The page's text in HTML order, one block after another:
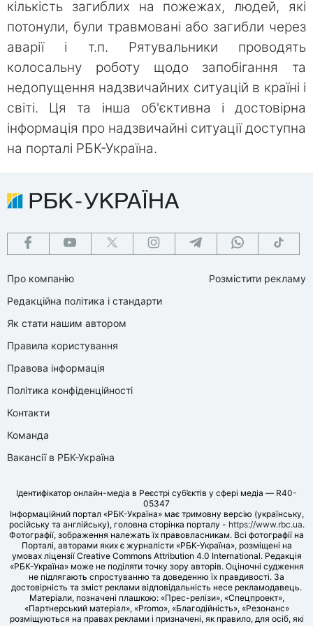
кількість загиблих на пожежах, людей, які
потонули, були травмовані або загибли через
аварії і т.п. Рятувальники проводять
колосальну роботу щодо запобігання та
недопущення надзвичайних ситуацій в країні і
світі. Ця та інша об'єктивна і достовірна
інформація про надзвичайні ситуації доступна
на порталі РБК-Україна.
Про компанію
Редакційна політика і стандарти
Як стати нашим автором
Правила користування
Правова інформація
Політика конфіденційності
Контакти
Команда
Вакансії в РБК-Україна
Розмістити рекламу
Ідентифікатор онлайн-медіа в Реєстрі суб’єктів у сфері медіа — R40-
05347
Інформаційний портал «РБК-Україна» має тримовну версію (українську,
російську та англійську), головна сторінка порталу - https://www.rbc.ua.
Фотографії, зображення належать їх правовласникам. Всі фотографії на
Порталі, авторами яких є журналісти «РБК-Україна», розміщені на
умовах ліцензії Creative Commons Attribution 4.0 International. Редакція
«РБК-Україна» може не поділяти точку зору авторів. Оціночні судження
не підлягають спростуванню та доведенню їх правдивості. За
достовірність та зміст реклами відповідальність несе рекламодавець.
Матеріали, позначені плашкою: «Прес-релізи», «Спецпроект»,
«Партнерський матеріал», «Promo», «Благодійність», «Резонанс»
розміщуються на правах реклами і призначені, як правило, для осіб, які